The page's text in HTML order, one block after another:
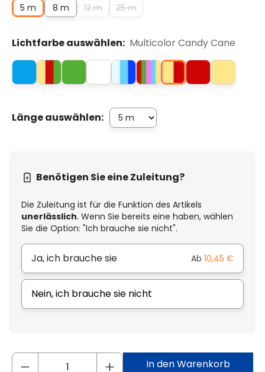
5 m 8 m 12 m 25 m
Lichtfarbe auswählen: Multicolor Candy Cane
Länge auswählen:
Benötigen Sie eine Zuleitung?
Die Zuleitung ist für die Funktion des Artikels
unerlässlich. Wenn Sie bereits eine haben, wählen
Sie die Option: "Ich brauche sie nicht".
Ja, ich brauche sie Ab 10,45 €
Nein, ich brauche sie nicht
In den Warenkorb